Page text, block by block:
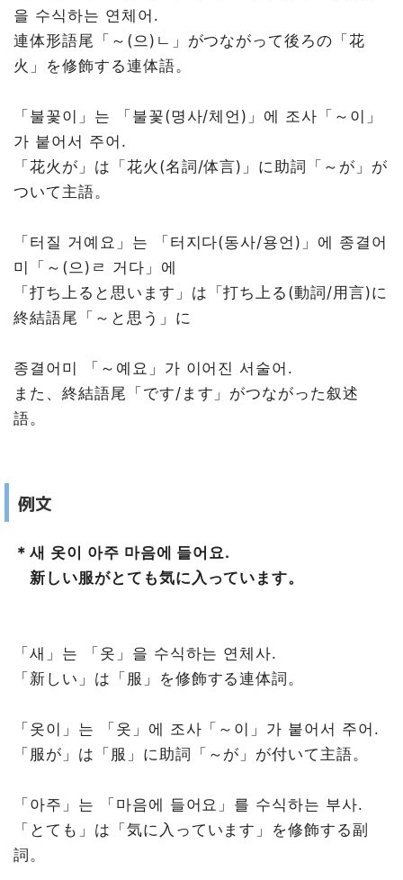
을 수식하는 연체어.
連体形語尾「～(으)ㄴ」がつながって後ろの「花
火」を修飾する連体語。
「불꽃이」는 「불꽃(명사/체언)」에 조사「～이」
가 붙어서 주어.
「花火が」は「花火(名詞/体言)」に助詞「～が」が
ついて主語。
「터질 거예요」는 「터지다(동사/용언)」에 종결어
미「～(으)ㄹ 거다」에
「打ち上ると思います」は「打ち上る(動詞/用言)に
終結語尾「～と思う」に
종결어미 「～예요」가 이어진 서술어.
また、終結語尾「です/ます」がつながった叙述
語。
例文
＊새 옷이 아주 마음에 들어요.
新しい服がとても気に入っています。
「새」는 「옷」을 수식하는 연체사.
「新しい」は「服」を修飾する連体詞。
「옷이」는 「옷」에 조사「～이」가 붙어서 주어.
「服が」は「服」に助詞「～が」が付いて主語。
「아주」는 「마음에 들어요」를 수식하는 부사.
「とても」は「気に入っています」を修飾する副
詞。